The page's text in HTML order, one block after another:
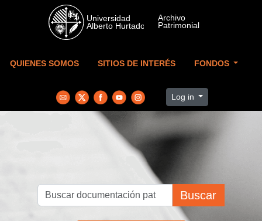
Skip to main content
QUIENES SOMOS SITIOS DE INTERÉS FONDOS
Log in
Buscar